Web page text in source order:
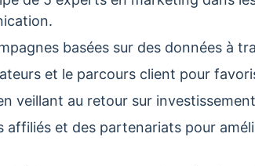
basées sur des données à
et le parcours client pour
veillant au retour sur
affiliés et des partenariats pour